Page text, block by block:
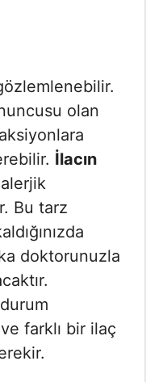
olan
İlacın
Bu tarz
doktorunuzla
farklı bir ilaç